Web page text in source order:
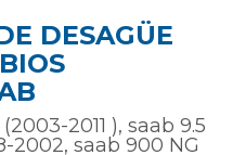
DESAGÜE
2011 ), saab 9.5
2002, saab 900 NG